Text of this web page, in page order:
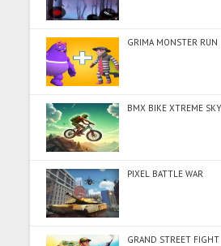
GRIMA MONSTER RUN
BMX BIKE XTREME
PIXEL BATTLE WAR
GRAND STREET FIGHT